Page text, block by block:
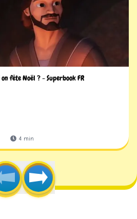
fête Noël ? - Superbook FR
4 min